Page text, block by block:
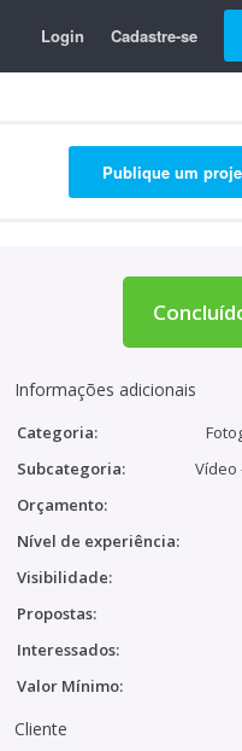
Login Cadastre-se
Publique um
Informações adicionais
Categoria:
Subcategoria:
Vídeo
Orçamento:
Nível de experiência:
Visibilidade:
Propostas:
Interessados:
Valor Mínimo:
Cliente